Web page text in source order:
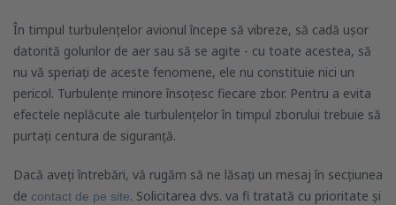
În timpul turbulențelor avionul începe să vibreze, să cadă ușor
datorită golurilor de aer sau să se agite - cu toate acestea, să
nu vă speriați de aceste fenomene, ele nu constituie nici un
pericol. Turbulențe minore însoțesc fiecare zbor. Pentru a evita
efectele neplăcute ale turbulențelor în timpul zborului trebuie să
purtați centura de siguranță.
Dacă aveți întrebări, vă rugăm să ne lăsați un mesaj în secțiunea
de contact de pe site. Solicitarea dvs. va fi tratată cu prioritate și